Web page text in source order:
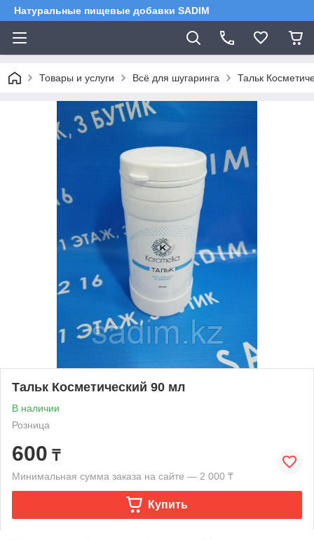
Натуральные пищевые добавки SADIM
Товары и услуги Всё для шугаринга Тальк
Тальк Косметический 90 мл
В наличии
Розница
600 ₸
Минимальная сумма заказа на сайте — 2 000 ₸
Купить